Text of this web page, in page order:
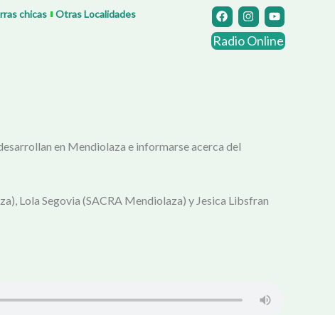
chicas Otras Localidades
F
a
c
e
I
n
s
t
Y
o
u
t
Radio Online
en Mendiolaza e informarse acerca del
Lola Segovia (SACRA Mendiolaza) y Jesica Libsfran